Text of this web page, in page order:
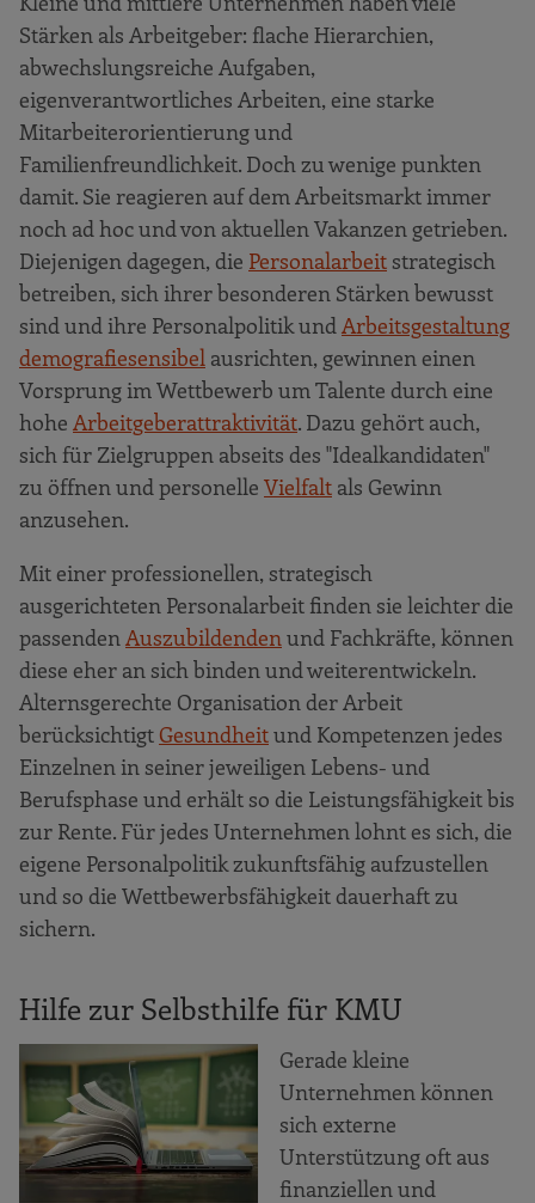
Stärken als Arbeitgeber: flache Hierarchien,
abwechslungsreiche Aufgaben,
eigenverantwortliches Arbeiten, eine starke
Mitarbeiterorientierung und
Familienfreundlichkeit. Doch zu wenige punkten
damit. Sie reagieren auf dem Arbeitsmarkt immer
noch ad hoc und von aktuellen Vakanzen getrieben.
Diejenigen dagegen, die Personalarbeit strategisch
betreiben, sich ihrer besonderen Stärken bewusst
sind und ihre Personalpolitik und Arbeitsgestaltung
demografiesensibel ausrichten, gewinnen einen
Vorsprung im Wettbewerb um Talente durch eine
hohe Arbeitgeberattraktivität. Dazu gehört auch,
sich für Zielgruppen abseits des "Idealkandidaten"
zu öffnen und personelle Vielfalt als Gewinn
anzusehen.
Mit einer professionellen, strategisch
ausgerichteten Personalarbeit finden sie leichter die
passenden Auszubildenden und Fachkräfte, können
diese eher an sich binden und weiterentwickeln.
Alternsgerechte Organisation der Arbeit
berücksichtigt Gesundheitund Kompetenzen jedes
Einzelnen in seiner jeweiligen Lebens- und
Berufsphase und erhält so die Leistungsfähigkeit bis
zur Rente. Für jedes Unternehmen lohnt es sich, die
eigene Personalpolitik zukunftsfähig aufzustellen
und so die Wettbewerbsfähigkeit dauerhaft zu
sichern.
Hilfe zur Selbsthilfe für KMU
Gerade kleine
Unternehmen können
sich externe
Unterstützung oft aus
finanziellen und